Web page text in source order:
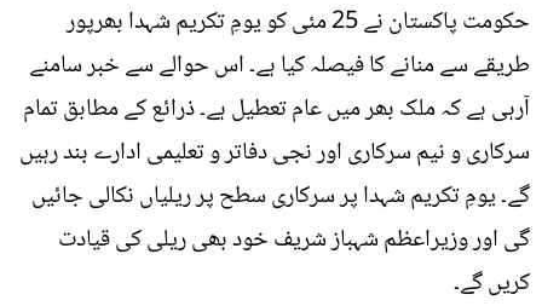
حکومت پاکستان نے 25 مئی کو یومِ تکریم شہدا بھرپور
طریقے سے منانے کا فیصلہ کیا ہے۔ اس حوالے سے خبر سامنے
آرہی ہے کہ ملک بھر میں عام تعطیل ہے۔ ذرائع کے مطابق تمام
سرکاری و نیم سرکاری اور نجی دفاتر و تعلیمی ادارے بند رہیں
گے۔ یومِ تکریم شہدا پر سرکاری سطح پر ریلیاں نکالی جائیں
گی اور وزیراعظم شہباز شریف خود بھی ریلی کی قیادت
کریں گے۔